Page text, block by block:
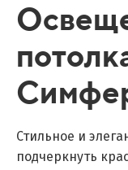
Стильное и
подчеркнуть